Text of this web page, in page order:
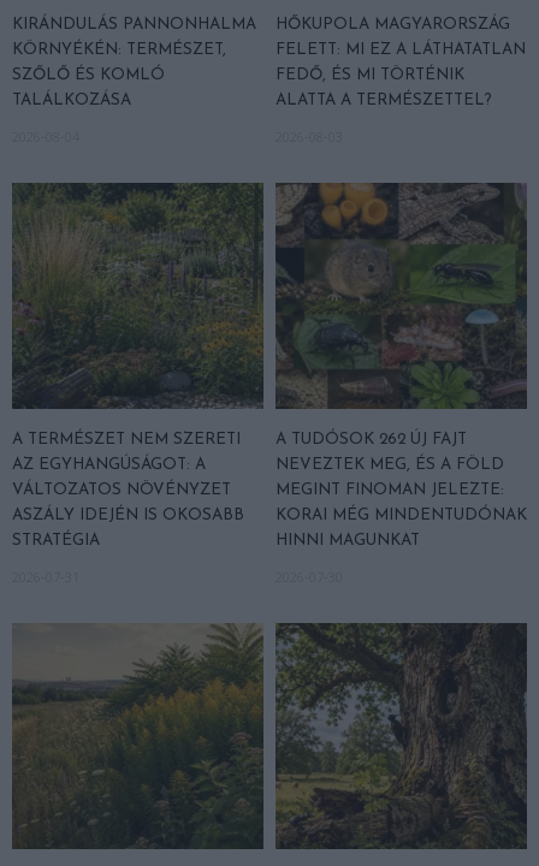
KIRÁNDULÁS PANNONHALMA
KÖRNYÉKÉN: TERMÉSZET,
SZŐLŐ ÉS KOMLÓ
TALÁLKOZÁSA
HŐKUPOLA MAGYARORSZÁG
FELETT: MI EZ A LÁTHATATLAN
FEDŐ, ÉS MI TÖRTÉNIK
ALATTA A TERMÉSZETTEL?
A TERMÉSZET NEM SZERETI
AZ EGYHANGÚSÁGOT: A
VÁLTOZATOS NÖVÉNYZET
ASZÁLY IDEJÉN IS OKOSABB
STRATÉGIA
A TUDÓSOK 262 ÚJ FAJT
NEVEZTEK MEG, ÉS A FÖLD
MEGINT FINOMAN JELEZTE:
KORAI MÉG MINDENTUDÓNAK
HINNI MAGUNKAT